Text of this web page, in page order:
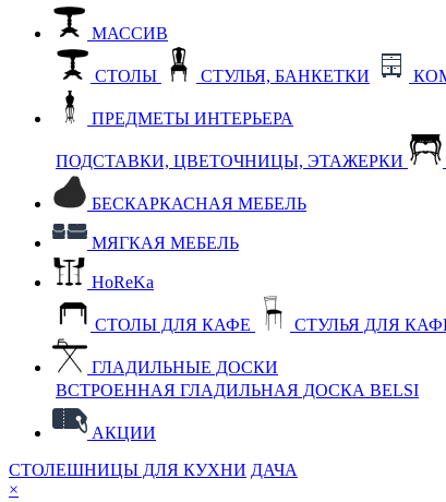
МАССИВ
СТОЛЫ СТУЛЬЯ, БАНКЕТКИ
ПРЕДМЕТЫ ИНТЕРЬЕРА
ПОДСТАВКИ, ЦВЕТОЧНИЦЫ, ЭТАЖЕРКИ
БЕСКАРКАСНАЯ МЕБЕЛЬ
МЯГКАЯ МЕБЕЛЬ
HoReKa
СТОЛЫ ДЛЯ КАФЕ СТУЛЬЯ ДЛЯ
ГЛАДИЛЬНЫЕ ДОСКИ
ВСТРОЕННАЯ ГЛАДИЛЬНАЯ ДОСКА BELSI
АКЦИИ
СТОЛЕШНИЦЫ ДЛЯ КУХНИ ДАЧА
×